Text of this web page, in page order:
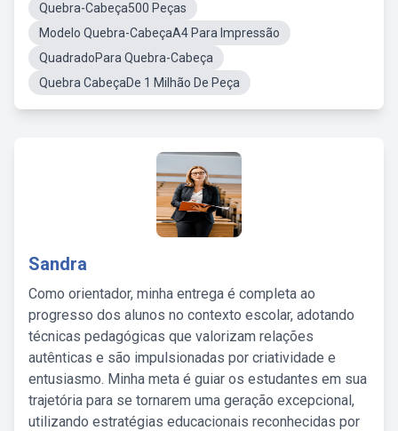
Quebra-Cabeça500 Peças
Modelo Quebra-CabeçaA4 Para Impressão
QuadradoPara Quebra-Cabeça
Quebra CabeçaDe 1 Milhão De Peça
Sandra
Como orientador, minha entrega é completa ao
progresso dos alunos no contexto escolar, adotando
técnicas pedagógicas que valorizam relações
autênticas e são impulsionadas por criatividade e
entusiasmo. Minha meta é guiar os estudantes em sua
trajetória para se tornarem uma geração excepcional,
utilizando estratégias educacionais reconhecidas por